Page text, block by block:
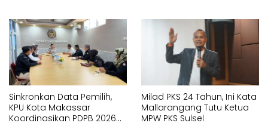
Sinkronkan Data Pemilih,
KPU Kota Makassar
Koordinasikan PDPB 2026
Milad PKS 24 Tahun, Ini Kata
Mallarangang Tutu Ketua
MPW PKS Sulsel